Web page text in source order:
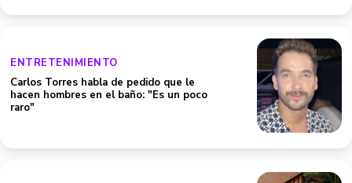
ENTRETENIMIENTO
Carlos Torres habla de pedido que le
hacen hombres en el baño: "Es un poco
raro"